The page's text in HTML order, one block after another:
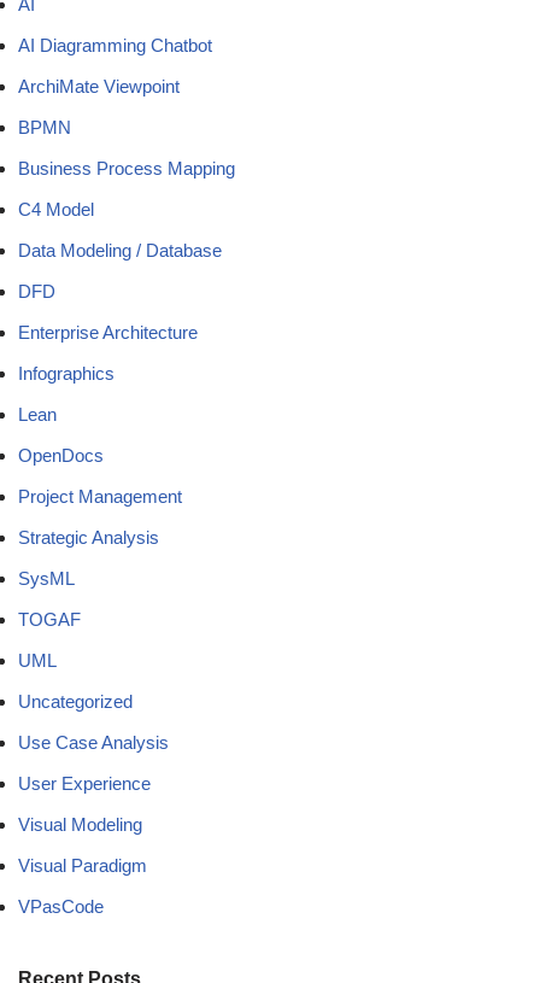
AI
AI Diagramming Chatbot
ArchiMate Viewpoint
BPMN
Business Process Mapping
C4 Model
Data Modeling / Database
DFD
Enterprise Architecture
Infographics
Lean
OpenDocs
Project Management
Strategic Analysis
SysML
TOGAF
UML
Uncategorized
Use Case Analysis
User Experience
Visual Modeling
Visual Paradigm
VPasCode
Recent Posts